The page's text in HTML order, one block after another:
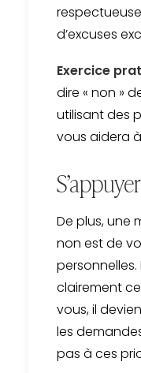
d’excuses
Exercice
dire « non »
utilisant des
vous aidera
De plus, une
non est de
clairement
vous, il
les
pas à ces